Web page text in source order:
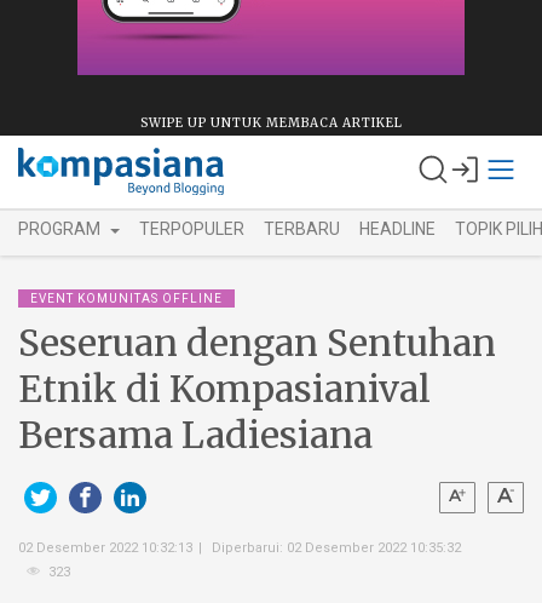
SWIPE UP UNTUK MEMBACA ARTIKEL
PROGRAM TERPOPULER TERBARU HEADLINE TOPIK
EVENT KOMUNITAS OFFLINE
Seseruan dengan Sentuhan
Etnik di Kompasianival
Bersama Ladiesiana
02 Desember 2022 10:32:13
Diperbarui: 02 Desember 2022 10:35:32
323